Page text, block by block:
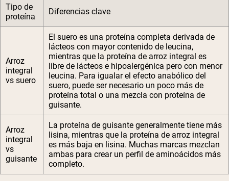
Tipo de
proteína
Diferencias clave
Arroz
integral
vs suero
El suero es una proteína completa derivada de
lácteos con mayor contenido de leucina,
mientras que la proteína de arroz integral es
libre de lácteos e hipoalergénica pero con menor
leucina. Para igualar el efecto anabólico del
suero, puede ser necesario un poco más de
proteína total o una mezcla con proteína de
guisante.
Arroz
integral
vs
guisante
La proteína de guisante generalmente tiene más
lisina, mientras que la proteína de arroz integral
es más baja en lisina. Muchas marcas mezclan
ambas para crear un perfil de aminoácidos más
completo.